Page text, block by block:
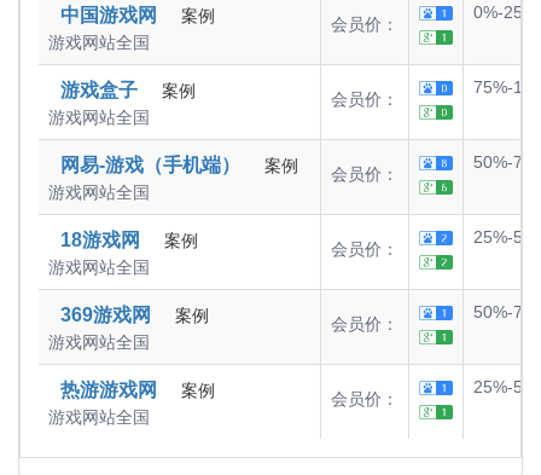
中国游戏网
案例
游戏网站全国
会员价：
0%-25%
游戏盒子
案例
游戏网站全国
会员价：
75%-
网易-游戏（手机端）
案例
游戏网站全国
会员价：
50%-
18游戏网
案例
游戏网站全国
会员价：
25%-
369游戏网
案例
游戏网站全国
会员价：
50%-
热游游戏网
案例
游戏网站全国
会员价：
25%-